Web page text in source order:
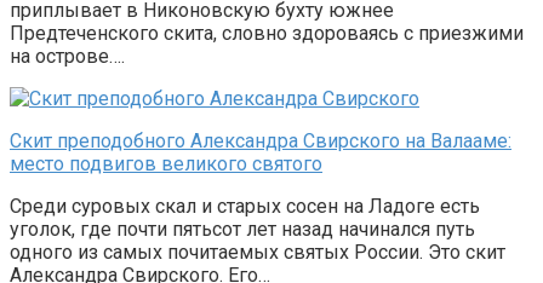
приплывает в Никоновскую бухту южнее
Предтеченского скита, словно здороваясь с приезжими
на острове….
Скит преподобного Александра Свирского на Валааме:
место подвигов великого святого
Среди суровых скал и старых сосен на Ладоге есть
уголок, где почти пятьсот лет назад начинался путь
одного из самых почитаемых святых России. Это скит
Александра Свирского. Его…